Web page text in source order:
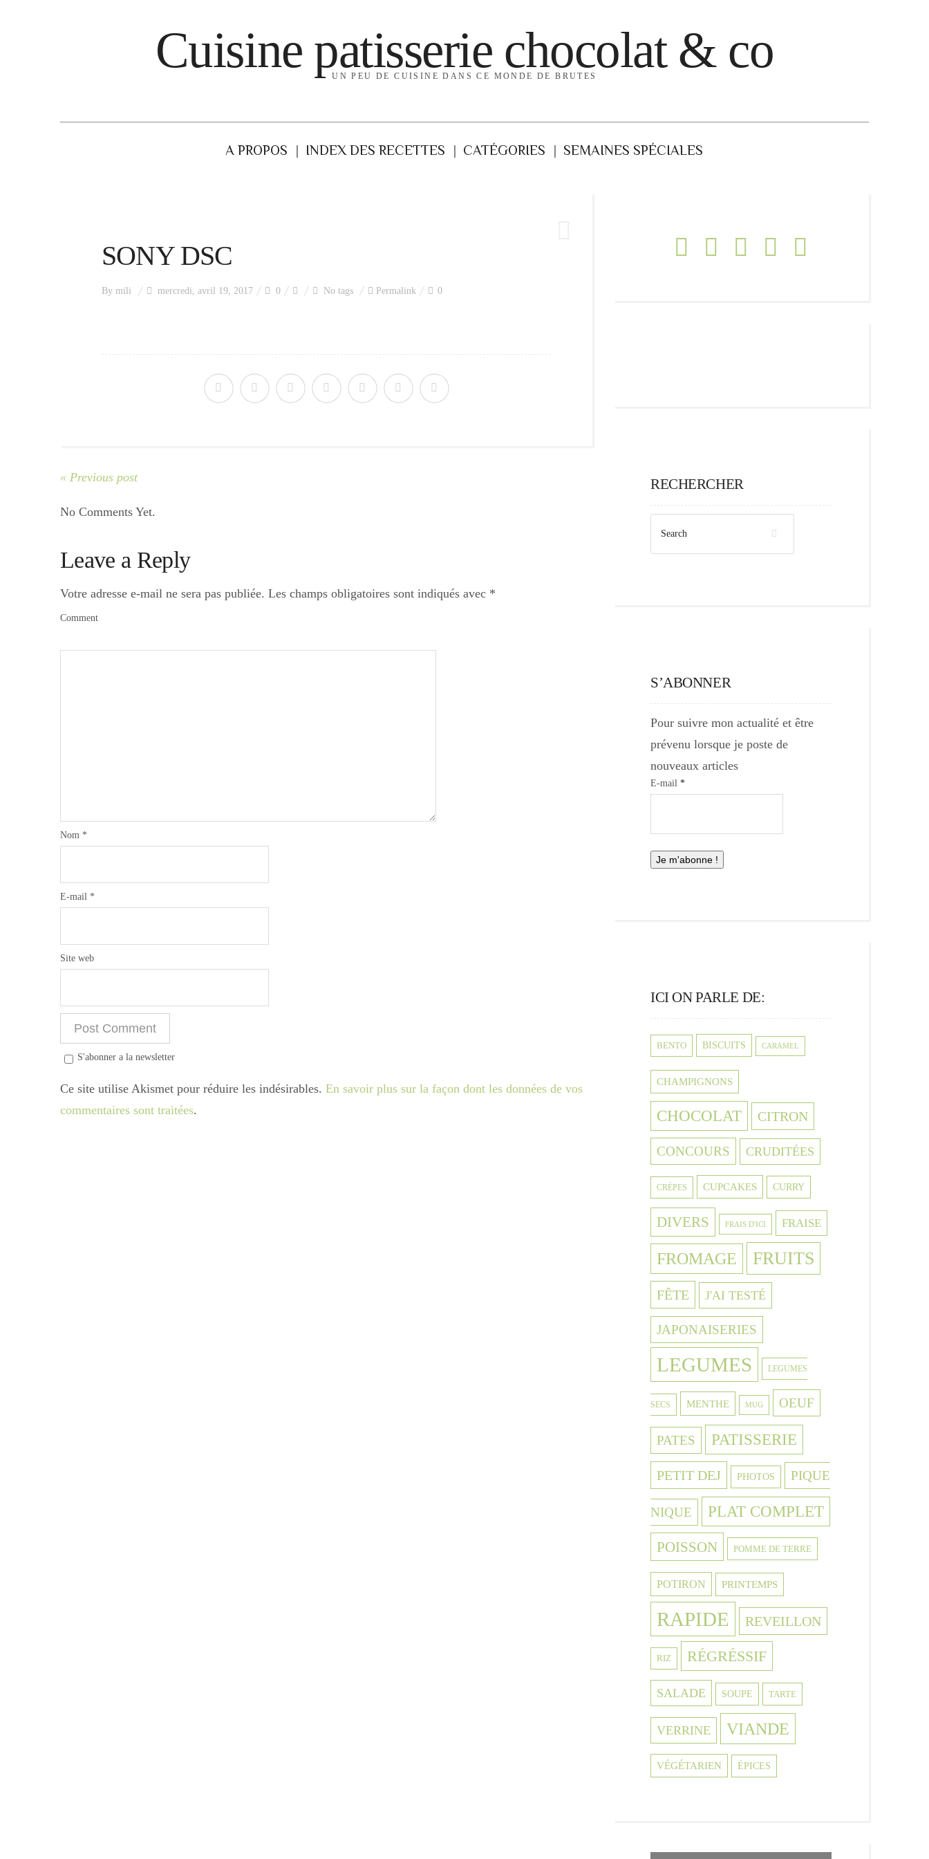
Cuisine patisserie chocolat & co
UN PEU DE CUISINE DANS CE MONDE DE BRUTES
A PROPOS INDEX DES RECETTES CATÉGORIES SEMAINES SPÉCIALES
SONY DSC
By mili mercredi, avril 19, 2017 0 No tags Permalink 0
« Previous post
No Comments Yet.
Leave a Reply
Votre adresse e-mail ne sera pas publiée. Les champs obligatoires sont indiqués avec *
Comment
Nom *
E-mail *
Site web
S'abonner a la newsletter
Ce site utilise Akismet pour réduire les indésirables. En savoir plus sur la façon dont les données de vos
commentaires sont traitées.
RECHERCHER
S’ABONNER
Pour suivre mon actualité et être
prévenu lorsque je poste de
nouveaux articles
E-mail *
ICI ON PARLE DE:
BENTO BISCUITS CARAMEL
CHAMPIGNONS
CHOCOLAT CITRON
CONCOURS CRUDITÉES
CRÈPES CUPCAKES CURRY
DIVERS FRAIS D'ICI FRAISE
FROMAGE FRUITS
FÊTE J'AI TESTÉ
JAPONAISERIES
LEGUMES LEGUMES
SECS MENTHE MUG OEUF
PATES PATISSERIE
PETIT DEJ PHOTOS PIQUE
NIQUE PLAT COMPLET
POISSON POMME DE TERRE
POTIRON PRINTEMPS
RAPIDE REVEILLON
RIZ RÉGRÉSSIF
SALADE SOUPE TARTE
VERRINE VIANDE
VÉGÉTARIEN ÉPICES